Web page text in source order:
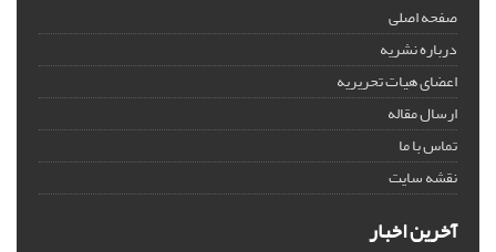
صفحه اصلی
درباره نشریه
اعضای هیات تحریریه
ارسال مقاله
تماس با ما
نقشه سایت
آخرین اخبار